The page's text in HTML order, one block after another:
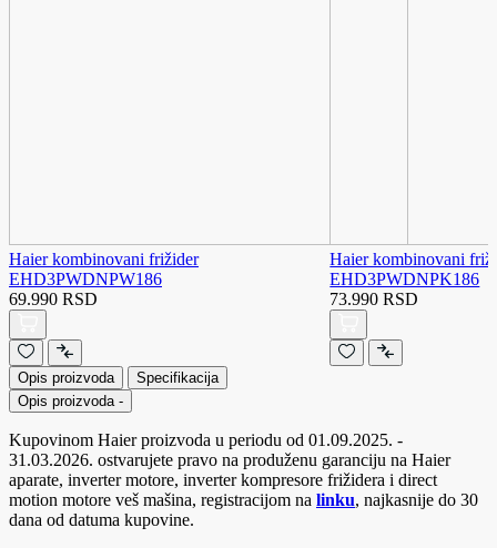
Haier kombinovani frižider
EHD3PWDNPW186
69.990 RSD
Haier kombinovani
EHD3PWDNPK186
73.990 RSD
Opis proizvoda
Specifikacija
Opis proizvoda -
Kupovinom Haier proizvoda u periodu od 01.09.2025. -
31.03.2026. ostvarujete pravo na produženu garanciju na Haier
aparate, inverter motore, inverter kompresore frižidera i direct
motion motore veš mašina, registracijom na linku, najkasnije do 30
dana od datuma kupovine.